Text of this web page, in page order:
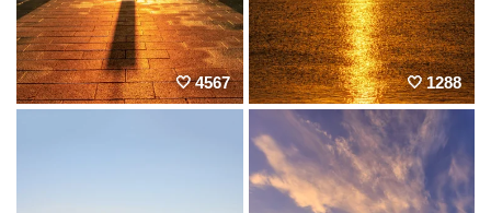
4567 1288